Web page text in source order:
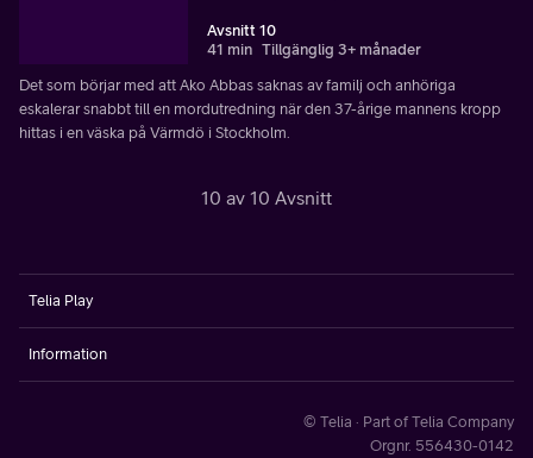
Avsnitt 10
41 min Tillgänglig 3+ månader
Det som börjar med att Ako Abbas saknas av familj och anhöriga
eskalerar snabbt till en mordutredning när den 37-årige mannens kropp
hittas i en väska på Värmdö i Stockholm.
10 av 10 Avsnitt
Telia Play
Information
© Telia · Part of Telia Company
Orgnr. 556430-0142